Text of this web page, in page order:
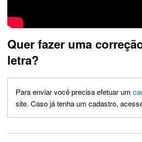
Quer fazer uma
letra?
Para enviar você precisa efetuar um
site. Caso já tenha um cadastro,